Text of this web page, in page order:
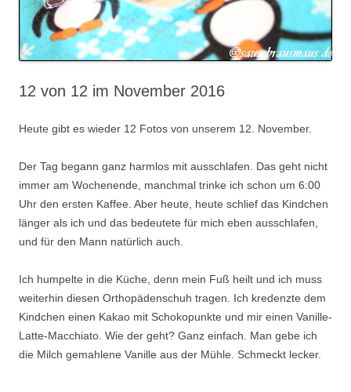
12 von 12 im November 2016
Heute gibt es wieder 12 Fotos von unserem 12. November.
Der Tag begann ganz harmlos mit ausschlafen. Das geht nicht
immer am Wochenende, manchmal trinke ich schon um 6:00
Uhr den ersten Kaffee. Aber heute, heute schlief das Kindchen
länger als ich und das bedeutete für mich eben ausschlafen,
und für den Mann natürlich auch.
Ich humpelte in die Küche, denn mein Fuß heilt und ich muss
weiterhin diesen Orthopädenschuh tragen. Ich kredenzte dem
Kindchen einen Kakao mit Schokopunkte und mir einen Vanille-
Latte-Macchiato. Wie der geht? Ganz einfach. Man gebe ich
die Milch gemahlene Vanille aus der Mühle. Schmeckt lecker.